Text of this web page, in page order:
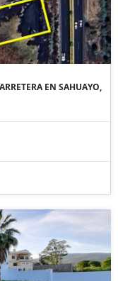
EN SAHUAYO,